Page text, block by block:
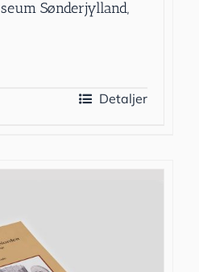
Sønderjylland,
Detaljer